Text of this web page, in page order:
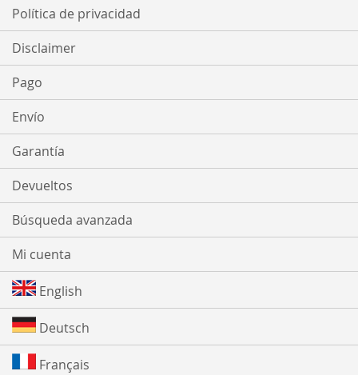
Política de privacidad
Disclaimer
Pago
Envío
Garantía
Devueltos
Búsqueda avanzada
Mi cuenta
English
Deutsch
Français